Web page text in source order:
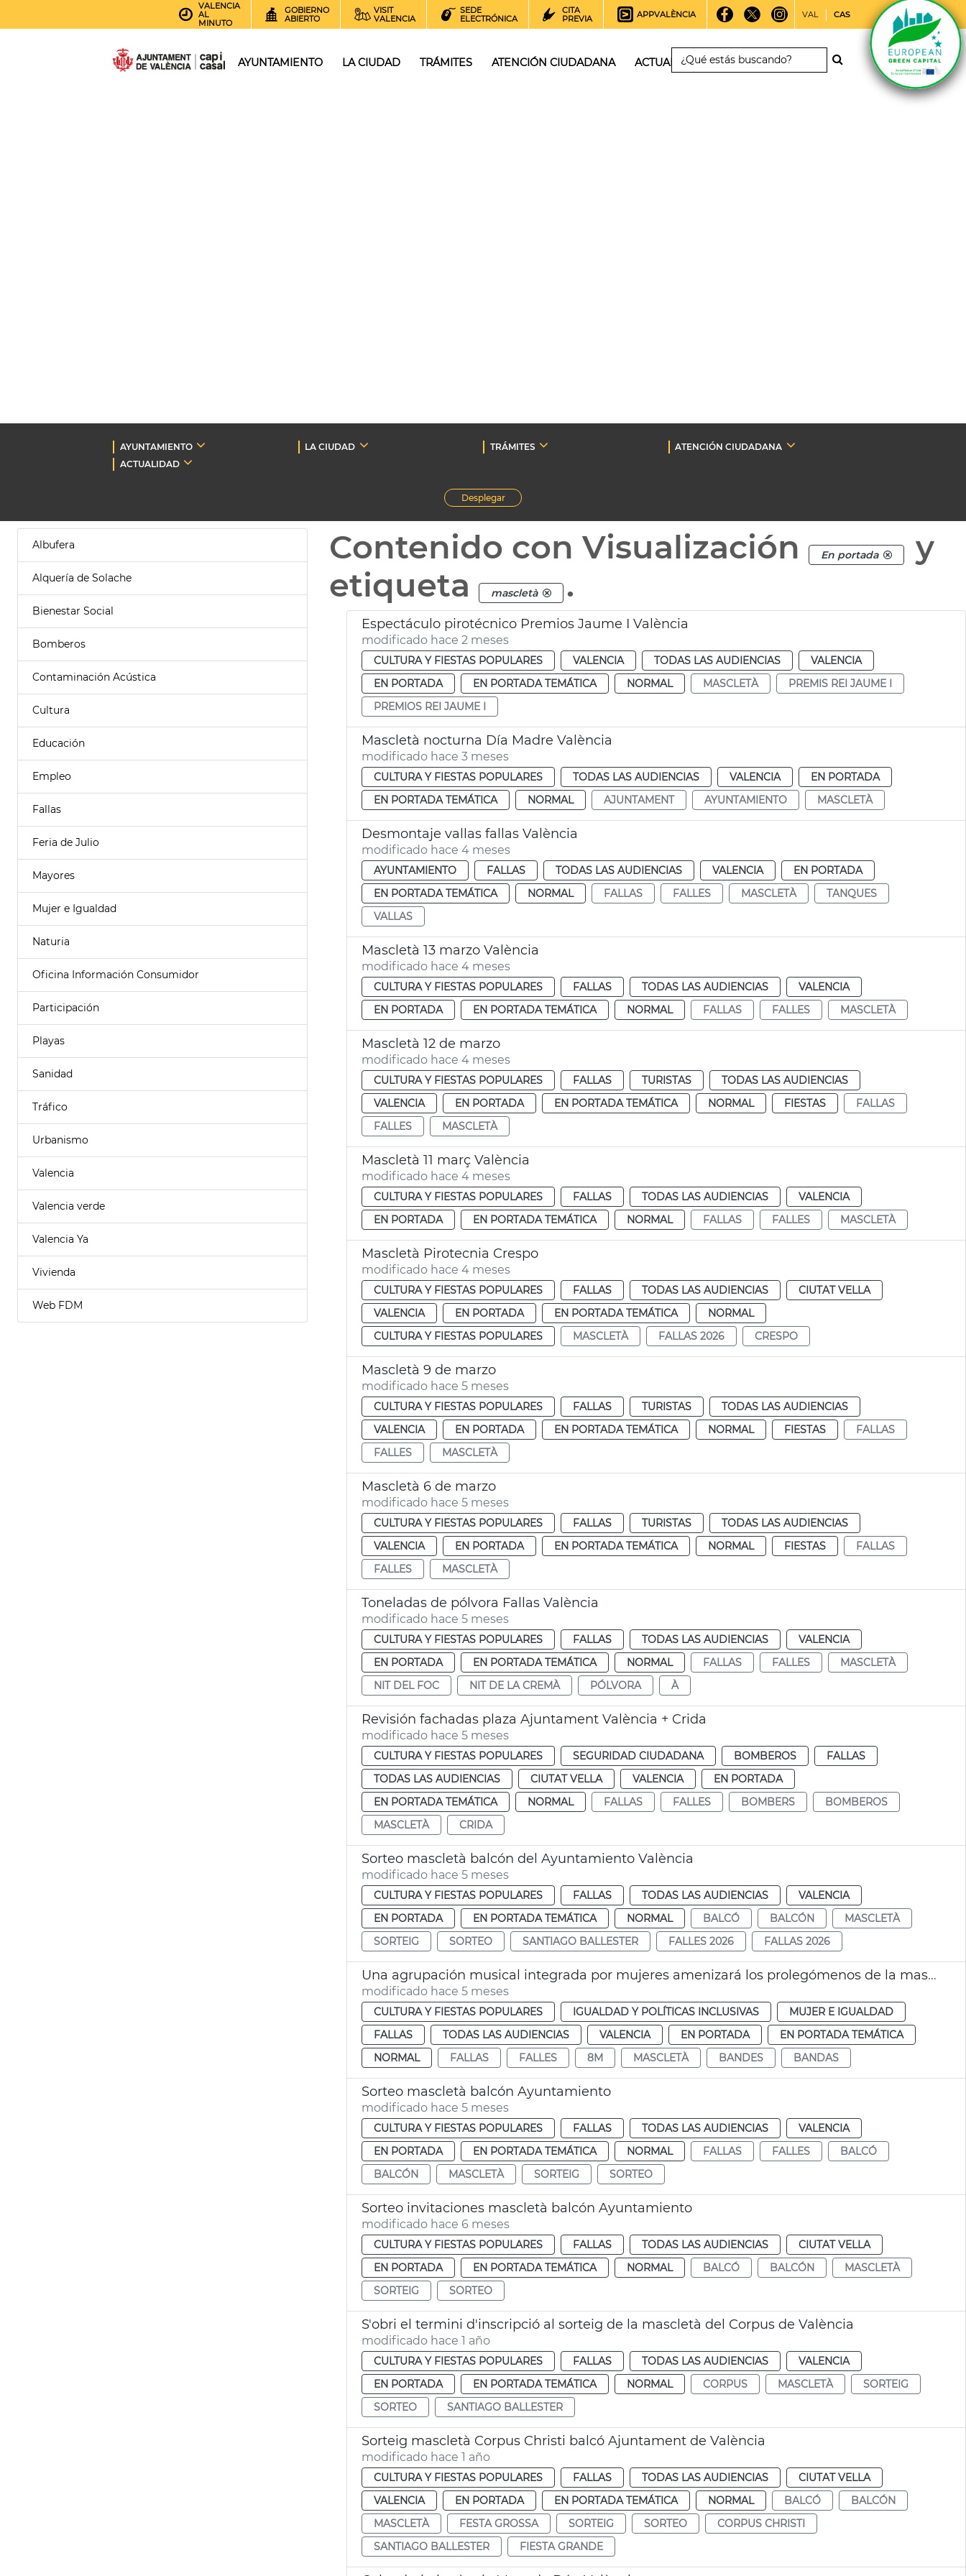
VALENCIA
AL
MINUTO
GOBIERNO
ABIERTO
VISIT
VALENCIA
SEDE
ELECTRÓNICA
CITA
PREVIA
APPVALÈNCIA VAL CAS
AYUNTAMIENTO LA CIUDAD TRÁMITES ATENCIÓN CIUDADANA ACTUALIDAD
AYUNTAMIENTO LA CIUDAD TRÁMITES
ATENCIÓN CIUDADANA
ACTUALIDAD
Desplegar
Albufera
Alquería de Solache
Bienestar Social
Bomberos
Contaminación Acústica
Cultura
Educación
Empleo
Fallas
Feria de Julio
Mayores
Mujer e Igualdad
Naturia
Oficina Información Consumidor
Participación
Playas
Sanidad
Tráfico
Urbanismo
Valencia
Valencia verde
Valencia Ya
Vivienda
Web FDM
Contenido con Visualización En portada
y
etiqueta
mascletà .
Espectáculo pirotécnico Premios Jaume I València
modificado hace 2 meses
CULTURA Y FIESTAS POPULARES VALENCIA TODAS LAS AUDIENCIAS
VALENCIA
EN PORTADA
EN PORTADA TEMÁTICA NORMAL MASCLETÀ
PREMIS REI JAUME I
PREMIOS REI JAUME I
Mascletà nocturna Día Madre València
modificado hace 3 meses
CULTURA Y FIESTAS POPULARES TODAS LAS AUDIENCIAS VALENCIA
EN PORTADA
EN PORTADA TEMÁTICA
NORMAL AJUNTAMENT AYUNTAMIENTO MASCLETÀ
Desmontaje vallas fallas València
modificado hace 4 meses
AYUNTAMIENTO FALLAS TODAS LAS AUDIENCIAS VALENCIA
EN PORTADA
EN PORTADA TEMÁTICA
NORMAL FALLAS FALLES MASCLETÀ
TANQUES
VALLAS
Mascletà 13 marzo València
modificado hace 4 meses
CULTURA Y FIESTAS POPULARES FALLAS TODAS LAS AUDIENCIAS
VALENCIA
EN PORTADA
EN PORTADA TEMÁTICA NORMAL FALLAS FALLES MASCLETÀ
Mascletà 12 de marzo
modificado hace 4 meses
CULTURA Y FIESTAS POPULARES FALLAS TURISTAS
TODAS LAS AUDIENCIAS
VALENCIA
EN PORTADA EN PORTADA TEMÁTICA NORMAL FIESTAS
FALLAS
FALLES
MASCLETÀ
Mascletà 11 març València
modificado hace 4 meses
CULTURA Y FIESTAS POPULARES FALLAS TODAS LAS AUDIENCIAS
VALENCIA
EN PORTADA
EN PORTADA TEMÁTICA NORMAL FALLAS FALLES MASCLETÀ
Mascletà Pirotecnia Crespo
modificado hace 4 meses
CULTURA Y FIESTAS POPULARES FALLAS TODAS LAS AUDIENCIAS
CIUTAT VELLA
VALENCIA
EN PORTADA EN PORTADA TEMÁTICA
NORMAL
CULTURA Y FIESTAS POPULARES
MASCLETÀ FALLAS 2026 CRESPO
Mascletà 9 de marzo
modificado hace 5 meses
CULTURA Y FIESTAS POPULARES FALLAS TURISTAS
TODAS LAS AUDIENCIAS
VALENCIA
EN PORTADA EN PORTADA TEMÁTICA NORMAL FIESTAS
FALLAS
FALLES
MASCLETÀ
Mascletà 6 de marzo
modificado hace 5 meses
CULTURA Y FIESTAS POPULARES FALLAS TURISTAS
TODAS LAS AUDIENCIAS
VALENCIA
EN PORTADA EN PORTADA TEMÁTICA NORMAL FIESTAS
FALLAS
FALLES
MASCLETÀ
Toneladas de pólvora Fallas València
modificado hace 5 meses
CULTURA Y FIESTAS POPULARES FALLAS TODAS LAS AUDIENCIAS
VALENCIA
EN PORTADA
EN PORTADA TEMÁTICA NORMAL FALLAS FALLES
MASCLETÀ
NIT DEL FOC
NIT DE LA CREMÀ PÓLVORA À
Revisión fachadas plaza Ajuntament València + Crida
modificado hace 5 meses
CULTURA Y FIESTAS POPULARES SEGURIDAD CIUDADANA BOMBEROS
FALLAS
TODAS LAS AUDIENCIAS
CIUTAT VELLA VALENCIA
EN PORTADA
EN PORTADA TEMÁTICA
NORMAL FALLAS FALLES BOMBERS
BOMBEROS
MASCLETÀ
CRIDA
Sorteo mascletà balcón del Ayuntamiento València
modificado hace 5 meses
CULTURA Y FIESTAS POPULARES FALLAS TODAS LAS AUDIENCIAS
VALENCIA
EN PORTADA
EN PORTADA TEMÁTICA NORMAL BALCÓ BALCÓN
MASCLETÀ
SORTEIG
SORTEO SANTIAGO BALLESTER FALLES 2026 FALLAS 2026
Una agrupación musical integrada por mujeres amenizará los prolegómenos de la mascletà del 8M València
modificado hace 5 meses
CULTURA Y FIESTAS POPULARES IGUALDAD Y POLÍTICAS INCLUSIVAS
MUJER E IGUALDAD
FALLAS
TODAS LAS AUDIENCIAS VALENCIA EN PORTADA
EN PORTADA TEMÁTICA
NORMAL
FALLAS FALLES 8M MASCLETÀ BANDES BANDAS
Sorteo mascletà balcón Ayuntamiento
modificado hace 5 meses
CULTURA Y FIESTAS POPULARES FALLAS TODAS LAS AUDIENCIAS
VALENCIA
EN PORTADA
EN PORTADA TEMÁTICA NORMAL FALLAS FALLES
BALCÓ
BALCÓN
MASCLETÀ SORTEIG SORTEO
Sorteo invitaciones mascletà balcón Ayuntamiento
modificado hace 6 meses
CULTURA Y FIESTAS POPULARES FALLAS TODAS LAS AUDIENCIAS
CIUTAT VELLA
EN PORTADA
EN PORTADA TEMÁTICA NORMAL BALCÓ BALCÓN
MASCLETÀ
SORTEIG
SORTEO
S'obri el termini d'inscripció al sorteig de la mascletà del Corpus de València
modificado hace 1 año
CULTURA Y FIESTAS POPULARES FALLAS TODAS LAS AUDIENCIAS
VALENCIA
EN PORTADA
EN PORTADA TEMÁTICA NORMAL CORPUS MASCLETÀ
SORTEIG
SORTEO
SANTIAGO BALLESTER
Sorteig mascletà Corpus Christi balcó Ajuntament de València
modificado hace 1 año
CULTURA Y FIESTAS POPULARES FALLAS TODAS LAS AUDIENCIAS
CIUTAT VELLA
VALENCIA
EN PORTADA EN PORTADA TEMÁTICA NORMAL BALCÓ
BALCÓN
MASCLETÀ
FESTA GROSSA SORTEIG SORTEO
CORPUS CHRISTI
SANTIAGO BALLESTER
FIESTA GRANDE